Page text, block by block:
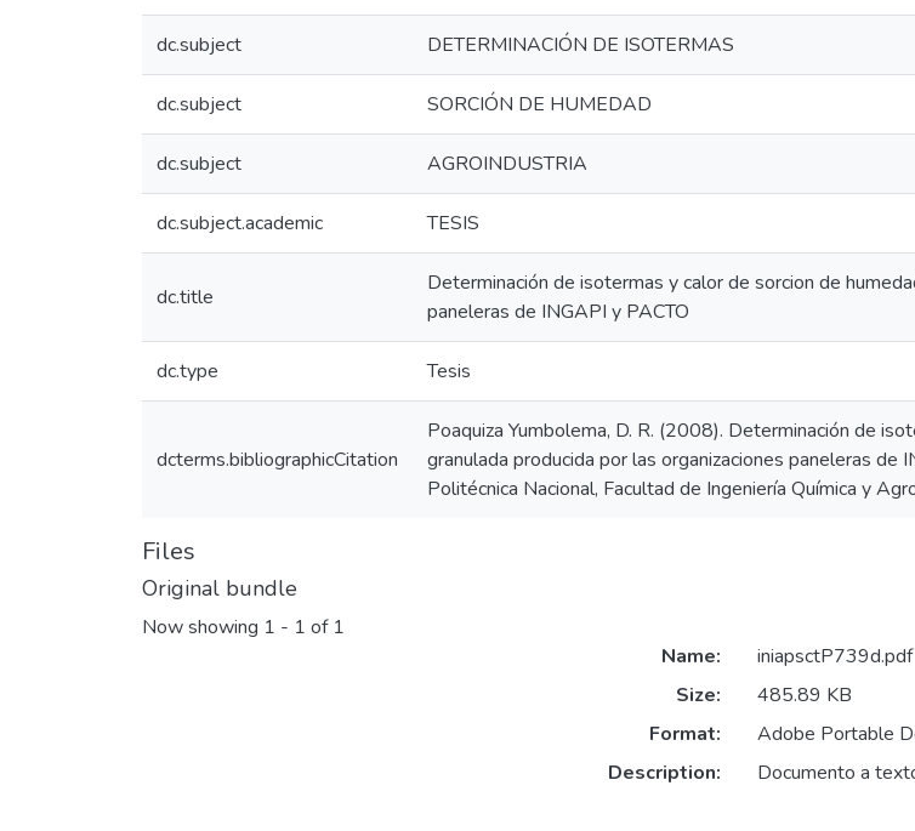
dc.subject DETERMINACIÓN DE ISOTERMAS
dc.subject SORCIÓN DE HUMEDAD
dc.subject AGROINDUSTRIA
dc.subject.academic TESIS
dc.title
Determinación de isotermas y calor de sorcion de
paneleras de INGAPI y PACTO
dc.type Tesis
dcterms.bibliographicCitation
Poaquiza Yumbolema, D. R. (2008). Determinación de
granulada producida por las organizaciones paneleras de
Politécnica Nacional, Facultad de Ingeniería Química y
Files
Original bundle
Now showing 1 - 1 of 1
Name:
iniapsctP739d.pdf
Size:
485.89 KB
Format:
Adobe Portable
Description:
Documento a